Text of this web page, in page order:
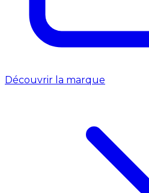
Découvrir la marque